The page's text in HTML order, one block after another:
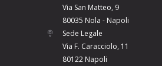
Via San Matteo, 9
80035 Nola - Napoli
Sede Legale
Via F. Caracciolo, 11
80122 Napoli